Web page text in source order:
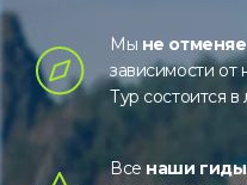
Мы не
зависимости от
Тур состоится
Все наши гиды